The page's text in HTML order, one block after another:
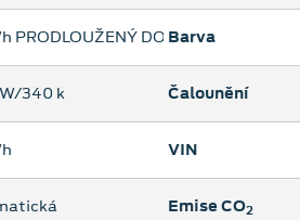
77 kWh PRODLOUŽENÝ DOJEZD
340 k
Barva
Čalounění
VIN
Emise CO2